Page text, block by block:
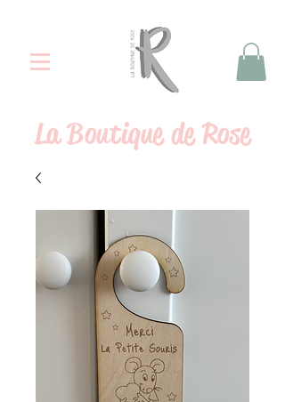
LaBoutique de Rose